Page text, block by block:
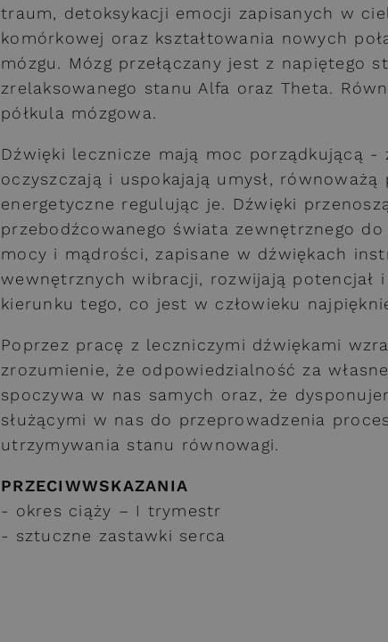
traum, detoksykacji emocji zapisanych w
komórkowej oraz kształtowania nowych
mózgu. Mózg przełączany jest z napiętego
zrelaksowanego stanu Alfa oraz Theta.
półkula mózgowa.
Dźwięki lecznicze mają moc porządkującą -
oczyszczają i uspokajają umysł,
energetyczne regulując je. Dźwięki
przebodźcowanego świata zewnętrznego
mocy i mądrości, zapisane w dźwiękach
wewnętrznych wibracji, rozwijają potencjał
kierunku tego, co jest w człowieku
Poprzez pracę z leczniczymi dźwiękami
zrozumienie, że odpowiedzialność za
spoczywa w nas samych oraz, że
służącymi w nas do przeprowadzenia
utrzymywania stanu równowagi.
PRZECIWWSKAZANIA
- okres ciąży – I trymestr
- sztuczne zastawki serca